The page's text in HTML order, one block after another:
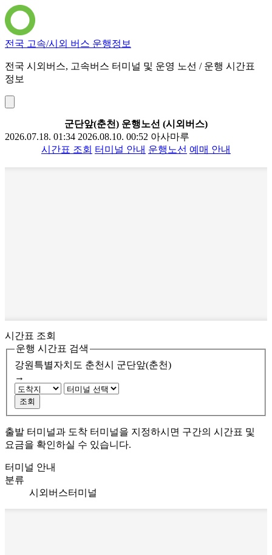
전국 고속/시외 버스 운행정보
전국 시외버스, 고속버스 터미널 및 운영 노선 / 운행 시간표
정보
군단앞(춘천) 운행노선 (시외버스)
2026.07.18. 01:34 2026.08.10. 00:52 아사마루
시간표 조회 터미널 안내 운행노선 예매 안내
시간표 조회
운행 시간표 검색
강원특별자치도 춘천시
군단앞(춘천)
→
조회
출발 터미널과 도착 터미널을 지정하시면 구간의 시간표 및
요금을 확인하실 수 있습니다.
터미널 안내
분류
시외버스터미널